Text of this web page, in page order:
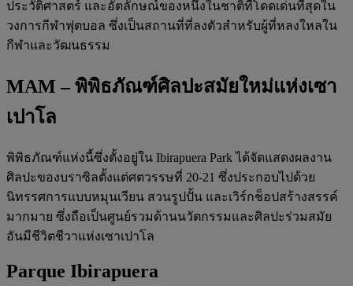
ประวัติศาสตร์ และอัตลักษณ์ของหนึ่งในชาติที่โดดเด่นที่สุดใน
วงการกีฬาฟุตบอล ซึ่งเป็นสถานที่ที่ลงตัวสำหรับผู้ที่หลงใหลใน
กีฬาและวัฒนธรรม
MAM – พิพิธภัณฑ์ศิลปะสมัยใหม่แห่งเซา
เปาโล
พิพิธภัณฑ์แห่งนี้ซึ่งตั้งอยู่ใน Ibirapuera Park ได้จัดแสดงผลงาน
ศิลปะของบราซิลตั้งแต่ศตวรรษที่ 20-21 ซึ่งประกอบไปด้วย
นิทรรศการแบบหมุนเวียน สวนรูปปั้น และเวิร์กช็อปสร้างสรรค์
มากมาย ซึ่งถือเป็นศูนย์รวมด้านนวัตกรรมและศิลปะร่วมสมัย
อันมีชีวิตชีวาแห่งเซาเปาโล
Parque Ibirapuera